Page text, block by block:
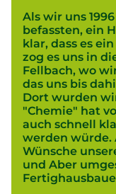
Als wir uns
befassten, ein
klar, dass es
zog es uns in
Fellbach, wo
das uns bis
Dort wurden
"Chemie" hat
auch schnell
werden würde.
Wünsche
und Aber